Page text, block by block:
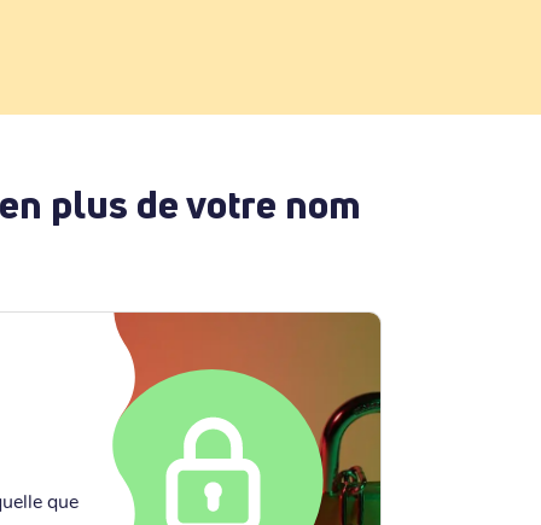
plus de votre nom
que